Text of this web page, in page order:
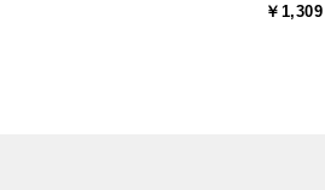
￥1,309